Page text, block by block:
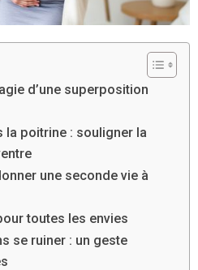
d’une superposition
la poitrine : souligner la
une seconde vie à
toutes les envies
se ruiner : un geste